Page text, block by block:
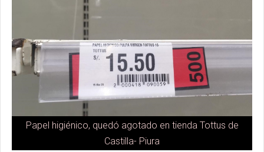
Papel higiénico, quedó agotado en tienda Tottus de
Castilla- Piura